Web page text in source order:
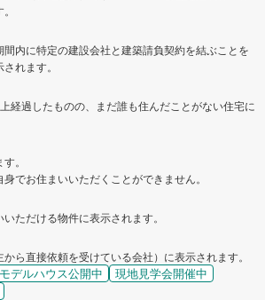
内に特定の建設会社と建築請負契約を結ぶことを
れます。
経過したものの、まだ誰も住んだことがない住宅に
。
でお住まいいただくことができません。
ただける物件に表示されます。
ら直接依頼を受けている会社）に表示されます。
モデルハウス公開中
現地見学会開催中